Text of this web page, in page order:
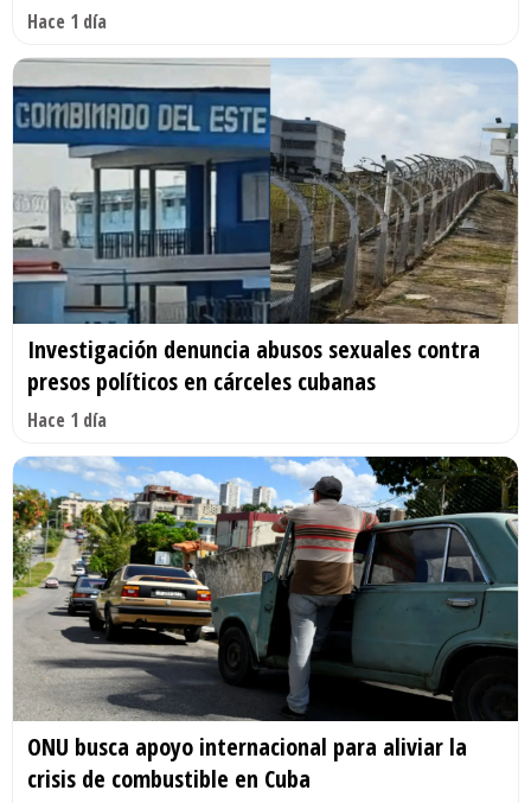
Hace 1 día
Investigación denuncia abusos sexuales contra
presos políticos en cárceles cubanas
Hace 1 día
ONU busca apoyo internacional para aliviar la
crisis de combustible en Cuba